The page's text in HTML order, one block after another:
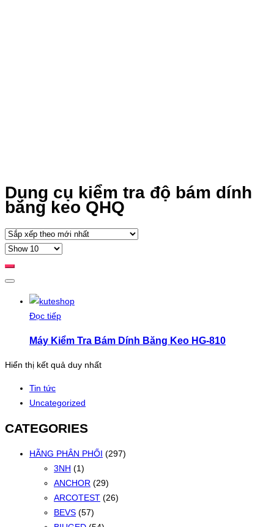
Dụng cụ kiểm tra độ bám dính
băng keo QHQ
Đọc tiếp
Máy Kiểm Tra Bám Dính Băng Keo HG-810
Hiển thị kết quả duy nhất
Tin tức
Uncategorized
CATEGORIES
HÃNG PHÂN PHỐI (297)
3NH (1)
ANCHOR (29)
ARCOTEST (26)
BEVS (57)